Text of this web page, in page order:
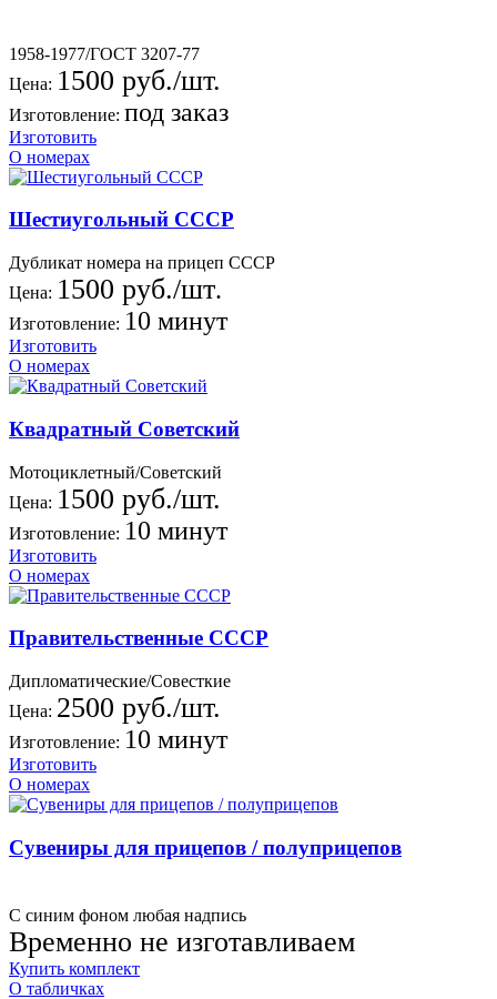
1958-1977/ГОСТ 3207-77
Цена: 1500 руб./шт.
Изготовление: под заказ
Изготовить
О номерах
Шестиугольный СССР
Дубликат номера на прицеп СССР
Цена: 1500 руб./шт.
Изготовление: 10 минут
Изготовить
О номерах
Квадратный Советский
Мотоциклетный/Советский
Цена: 1500 руб./шт.
Изготовление: 10 минут
Изготовить
О номерах
Правительственные СССР
Дипломатические/Совесткие
Цена: 2500 руб./шт.
Изготовление: 10 минут
Изготовить
О номерах
Сувениры для прицепов / полуприцепов
С синим фоном любая надпись
Временно не изготавливаем
Купить комплект
О табличках